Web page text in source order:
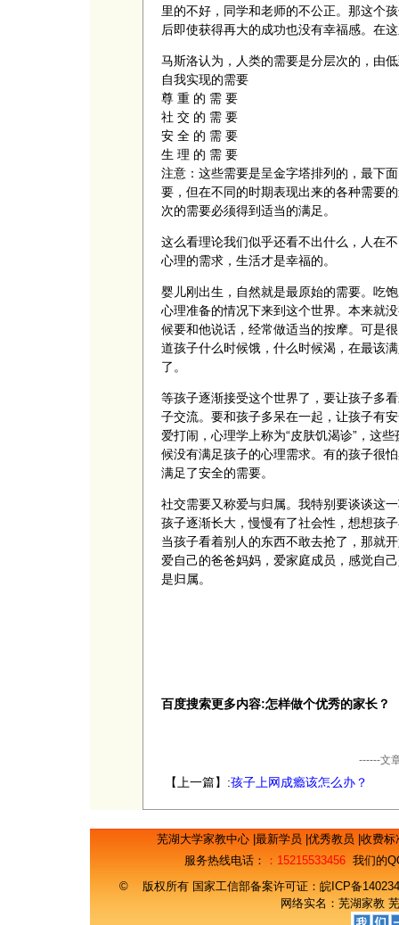
里的不好，同学和老师的不公正。那这个
后即使获得再大的成功也没有幸福感。在
马斯洛认为，人类的需要是分层次的，由
自我实现的需要
尊 重 的 需 要
社 交 的 需 要
安 全 的 需 要
生 理 的 需 要
注意：这些需要是呈金字塔排列的，最下
要，但在不同的时期表现出来的各种需要
次的需要必须得到适当的满足。
这么看理论我们似乎还看不出什么，人在
心理的需求，生活才是幸福的。
婴儿刚出生，自然就是最原始的需要。吃
心理准备的情况下来到这个世界。本来就
候要和他说话，经常做适当的按摩。可是
道孩子什么时候饿，什么时候渴，在最该
了。
等孩子逐渐接受这个世界了，要让孩子多
子交流。要和孩子多呆在一起，让孩子有
爱打闹，心理学上称为“皮肤饥渴诊”，这
候没有满足孩子的心理需求。有的孩子很
满足了安全的需要。
社交需要又称爱与归属。我特别要谈谈这
孩子逐渐长大，慢慢有了社会性，想想孩
当孩子看着别人的东西不敢去抢了，那就
爱自己的爸爸妈妈，爱家庭成员，感觉自
是归属。
百度搜索更多内容:怎样做个优秀的家长？
------文
【上一篇】:孩子上网成瘾该怎么办？
芜湖大学家教中心 最新学员 优秀教员 收费
服务热线电话：
：15215533456 我们的
© 版权所有 国家工信部备案许可证： 皖ICP备
网络实名： 芜湖家教